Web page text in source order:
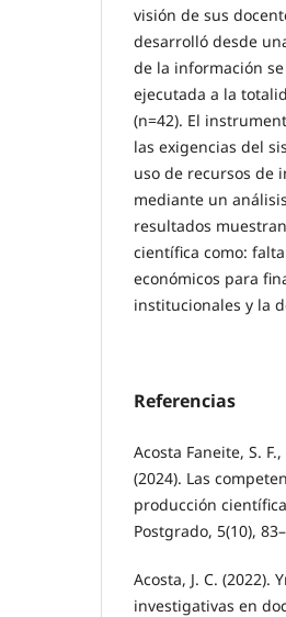
visión de sus
desarrolló desde
de la información
ejecutada a la
(n=42). El
las exigencias del
uso de recursos de
mediante un
resultados
científica como:
económicos para
institucionales y la
Referencias
Acosta Faneite, S.
(2024). Las
producción
Postgrado, 5(10),
Acosta, J. C.
investigativas en